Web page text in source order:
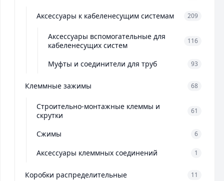
Аксессуары к кабеленесущим системам 209
Аксессуары вспомогательные для
кабеленесущих систем
116
Муфты и соединители для труб 93
Клеммные зажимы 68
Строительно-монтажные клеммы и
скрутки
61
Сжимы 6
Аксессуары клеммных соединений 1
Коробки распределительные 11